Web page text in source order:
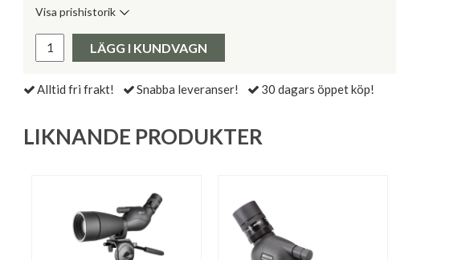
Visa prishistorik
Pris:
LÄGG I KUNDVAGN
Alltid fri frakt! Snabba leveranser! 30 dagars öppet köp!
LIKNANDE PRODUKTER